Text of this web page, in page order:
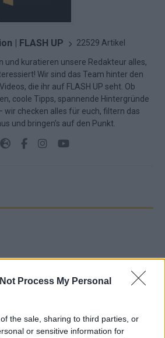
Process My Personal
the sale, sharing to third parties, or
or sensitive information for
| FLASH UP 22529 Artikel
und kuratieren unsere Redakteur alles,
Wir sind das Team hinter den
die ihr auf FLASH UP seht. Ob
coole Tipps, spannende Hintergründe
wir checken alles für euch, filtern das
und bringen’s auf den Punkt.